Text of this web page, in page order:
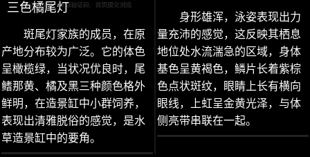
三色橘尾灯
斑尾灯家族的成员，在原
产地分布较为广泛。它的体色
呈橄榄绿，当状况优良时，尾
鳍那黄、橘及黑三种颜色格外
鲜明，在造景缸中小群饲养，
表现出清雅脱俗的感觉，是水
草造景缸中的要角。
身形雄浑，泳姿表现出力
量充沛的感觉，这反映其栖息
地位处水流湍急的区域，身体
基色呈黄褐色，鳞片长着紫棕
色点状斑纹，眼睛上长有横向
眼线，上虹呈金黄光泽，与体
侧亮带串联在一起。